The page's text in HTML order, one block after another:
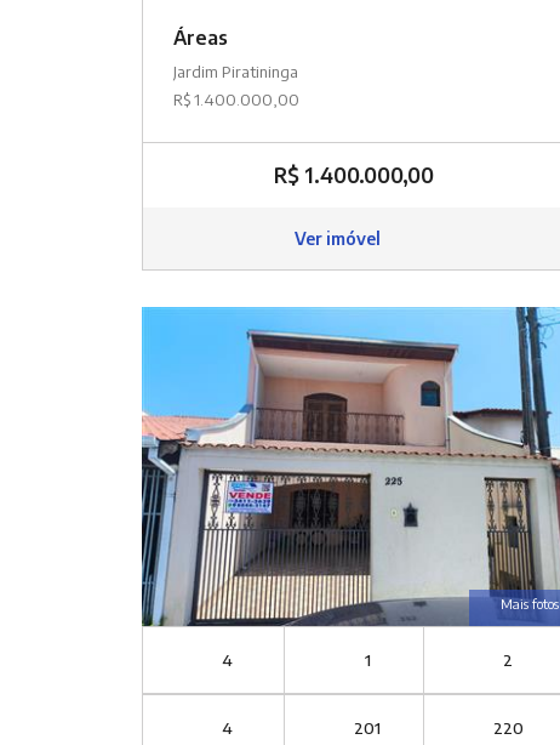
Áreas
Jardim Piratininga
R$ 1.400.000,00
R$ 1.400.000,00
Ver imóvel
Mais fotos
4 1 2
4 201 220